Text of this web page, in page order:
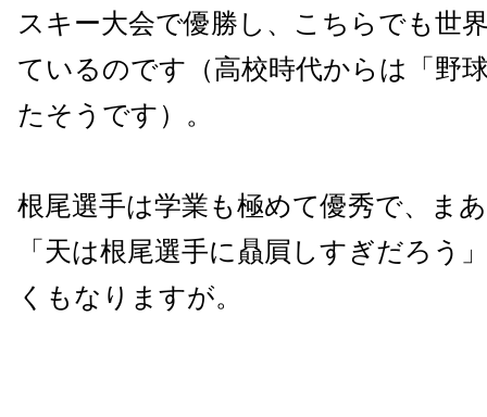
スキー大会で優勝し、こちらでも世
ているのです（高校時代からは「野
たそうです）。
根尾選手は学業も極めて優秀で、ま
「天は根尾選手に贔屓しすぎだろう
くもなりますが。